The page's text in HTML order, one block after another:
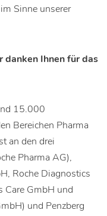
Sinne unserer
danken Ihnen für das
15.000
Bereichen Pharma
an den drei
Pharma AG),
Roche Diagnostics
Care GmbH und
und Penzberg